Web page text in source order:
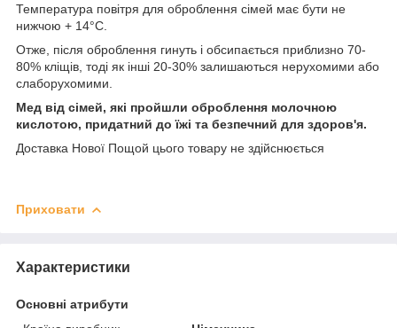
Температура повітря для оброблення сімей має бути не
нижчою + 14°С.
Отже, після оброблення гинуть і обсипається приблизно 70-
80% кліщів, тоді як інші 20-30% залишаються нерухомими або
слаборухомими.
Мед від сімей, які пройшли оброблення молочною
кислотою, придатний до їжі та безпечний для здоров'я.
Доставка Нової Пощой цього товару не здійснюється
Приховати
Характеристики
Основні атрибути